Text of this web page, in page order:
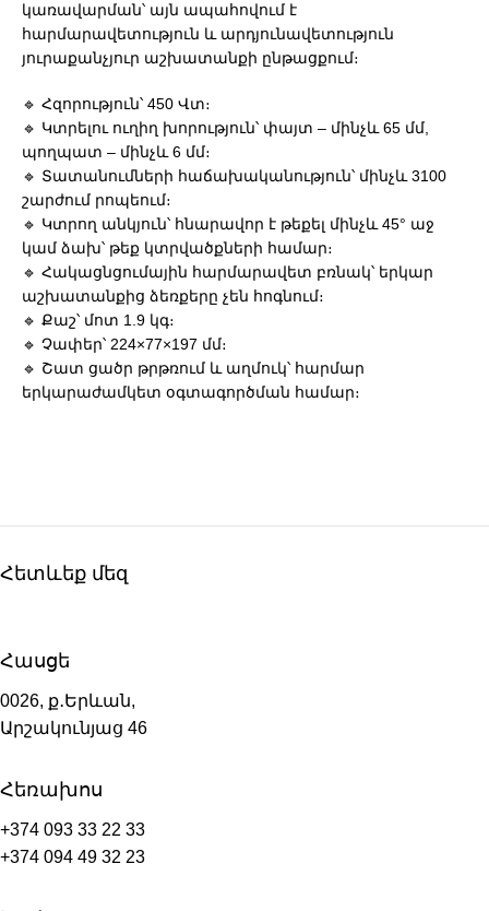
կառավարման՝ այն ապահովում է
հարմարավետություն և արդյունավետություն
յուրաքանչյուր աշխատանքի ընթացքում։
🔹 Հզորություն՝ 450 Վտ։
🔹 Կտրելու ուղիղ խորություն՝ փայտ – մինչև 65 մմ,
պողպատ – մինչև 6 մմ։
🔹 Տատանումների հաճախականություն՝ մինչև 3100
շարժում րոպեում։
🔹 Կտրող անկյուն՝ հնարավոր է թեքել մինչև 45° աջ
կամ ձախ՝ թեք կտրվածքների համար։
🔹 Հակացնցումային հարմարավետ բռնակ՝ երկար
աշխատանքից ձեռքերը չեն հոգնում։
🔹 Քաշ՝ մոտ 1.9 կգ։
🔹 Չափեր՝ 224×77×197 մմ։
🔹 Շատ ցածր թրթռում և աղմուկ՝ հարմար
երկարաժամկետ օգտագործման համար։
Հետևեք մեզ
Հասցե
0026, ք․Երևան,
Արշակունյաց 46
Հեռախոս
+374 093 33 22 33
+374 094 49 32 23